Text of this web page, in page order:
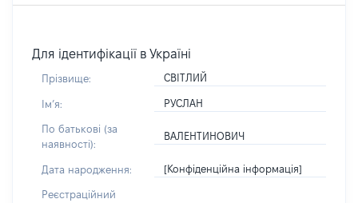
Для ідентифікації в Україні
Прізвище: СВІТЛИЙ
Імʼя: РУСЛАН
По батькові (за
наявності):
ВАЛЕНТИНОВИЧ
Дата народження: [Конфіденційна інформація]
Реєстраційний